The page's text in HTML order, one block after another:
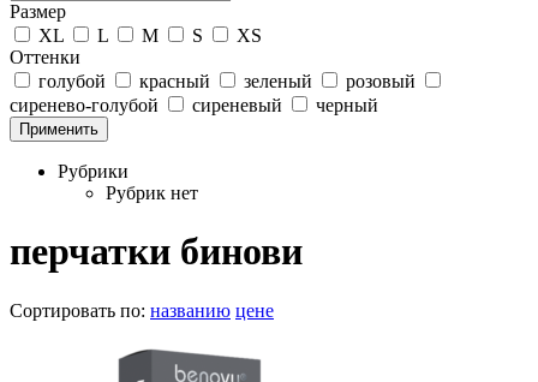
Размер
XL
L M S
XS
Оттенки
голубой
красный зеленый
розовый
сиренево-голубой
сиреневый черный
Применить
Рубрики
Рубрик нет
перчатки бинови
Сортировать по: названию цене